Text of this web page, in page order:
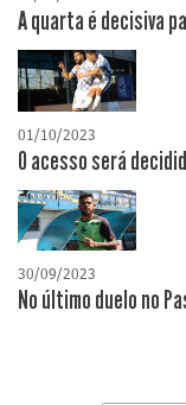
A quarta é decisiva
01/10/2023
O acesso será
30/09/2023
No último duelo no